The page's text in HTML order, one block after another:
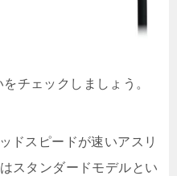
チェックしましょう。
ドスピードが速いアスリ
スタンダードモデルとい